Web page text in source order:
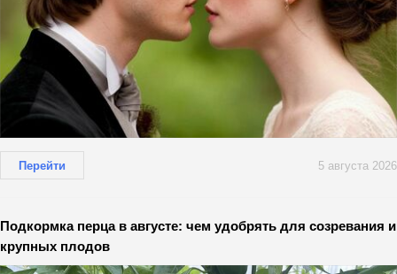
Перейти 5 августа 2026
Подкормка перца в августе: чем удобрять для созревания и
крупных плодов